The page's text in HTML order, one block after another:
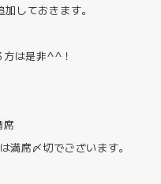
しておきます。
は是非^^！
席
席〆切でございます。